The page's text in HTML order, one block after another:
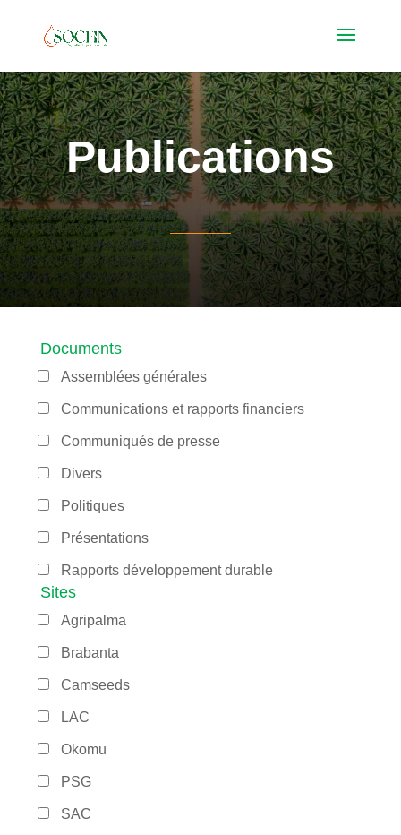
Publications
Documents
Assemblées générales
Communications et rapports financiers
Communiqués de presse
Divers
Politiques
Présentations
Rapports développement durable
Sites
Agripalma
Brabanta
Camseeds
LAC
Okomu
PSG
SAC